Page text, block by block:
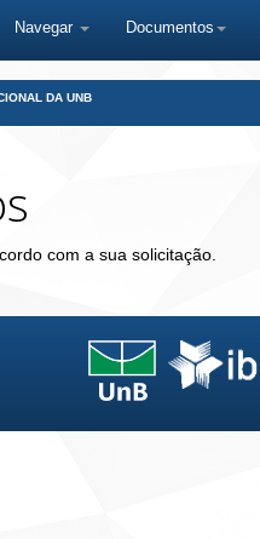
Navegar Documentos
DA UNB
com a sua solicitação.